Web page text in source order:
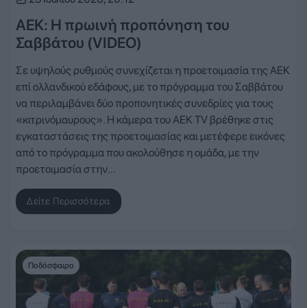
ΑΕΚ: Η πρωινή προπόνηση του
Σαββάτου (VIDEO)
Σε υψηλούς ρυθμούς συνεχίζεται η προετοιμασία της ΑΕΚ
επί ολλανδικού εδάφους, με το πρόγραμμα του Σαββάτου
να περιλαμβάνει δύο προπονητικές συνεδρίες για τους
«κιτρινόμαυρους». Η κάμερα του AEK TV βρέθηκε στις
εγκαταστάσεις της προετοιμασίας και μετέφερε εικόνες
από το πρόγραμμα που ακολούθησε η ομάδα, με την
προετοιμασία στην…
Δείτε Περισσότερα
Ποδόσφαιρο